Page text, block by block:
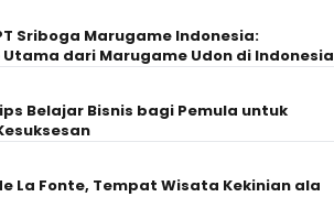
Sriboga Marugame Indonesia:
dari Marugame Udon di Indonesia
Belajar Bisnis bagi Pemula untuk
La Fonte, Tempat Wisata Kekinian ala